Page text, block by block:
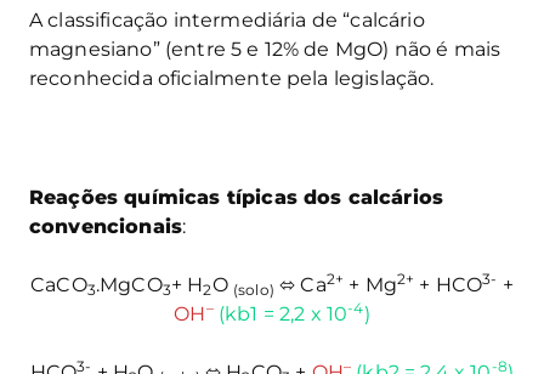
A classificação intermediária de “calcário
magnesiano” (entre 5 e 12% de MgO) não é mais
reconhecida oficialmente pela legislação.
Reações químicas típicas dos calcários
convencionais:
CaCO3.MgCO3+ H2O (solo) ⬄ Ca2+ + Mg2+ + HCO3- +
OH– (kb1 = 2,2 x 10-4)
3- – -8